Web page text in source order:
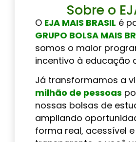
Sobre o
O EJA MAIS BRASIL é
GRUPO BOLSA MAIS
somos o maior
incentivo à educação
Já transformamos a
milhão de pessoas
nossas bolsas de
ampliando
forma real, acessível e